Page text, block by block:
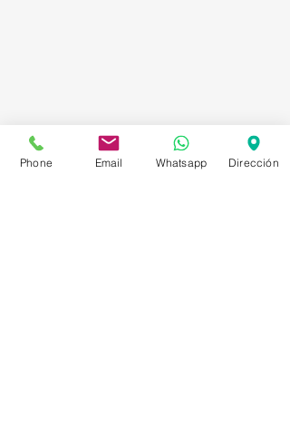
Phone Email Whatsapp Dirección